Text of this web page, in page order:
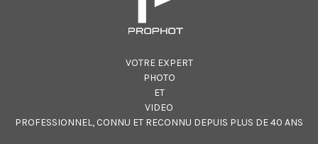
VOTRE EXPERT
PHOTO
ET
VIDEO
PROFESSIONNEL, CONNU ET RECONNU DEPUIS PLUS DE 40 ANS